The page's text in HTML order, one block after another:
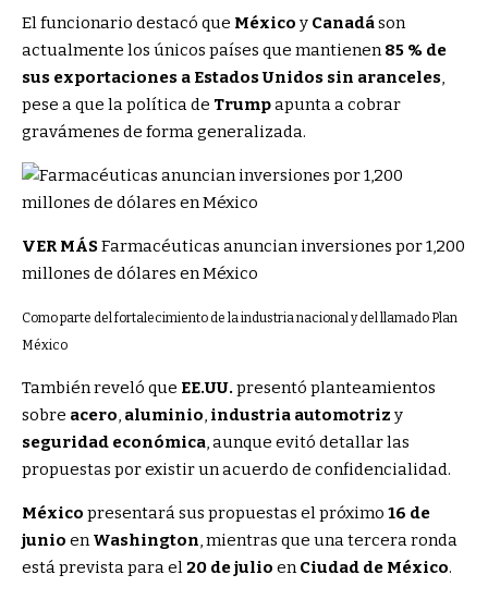
El funcionario destacó que México y Canadáson
actualmente los únicos países que mantienen85 % de
sus exportaciones a Estados Unidos sin aranceles,
pese a que la política de Trumpapunta a cobrar
gravámenes de forma generalizada.
VER MÁSFarmacéuticas anuncian inversiones por 1,200
millones de dólares en México
Como parte del fortalecimiento de la industria nacional y del llamado Plan
México
También reveló que EE.UU. presentó planteamientos
sobre acero, aluminio, industria automotriz y
seguridad económica, aunque evitó detallar las
propuestas por existir un acuerdo de confidencialidad.
México presentará sus propuestas el próximo 16 de
junio enWashington, mientras que una tercera ronda
está prevista para el 20 de julio enCiudad de México.